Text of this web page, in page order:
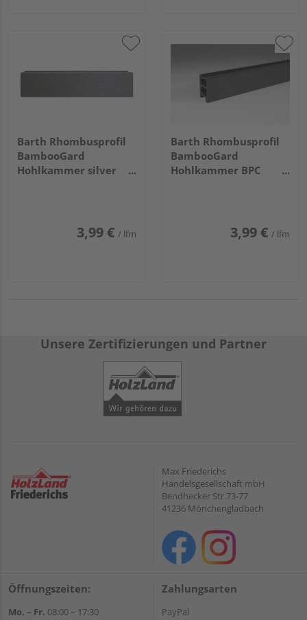
Barth Rhombusprofil
BambooGard
Hohlkammer silver
3,99 € / lfm
Barth Rhombusprofil
BambooGard
Hohlkammer BPC
3,99 € / lfm
Unsere Zertifizierungen und Partner
Max Friederichs
Handelsgesellschaft mbH
Bendhecker Str.73-77
41236 Mönchengladbach
Öffnungszeiten:
Mo. – Fr. 08:00 – 17:30
Zahlungsarten
PayPal